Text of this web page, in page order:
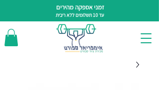
זמני אספקה מהירים
עד 10 תשלומים ללא ריבית